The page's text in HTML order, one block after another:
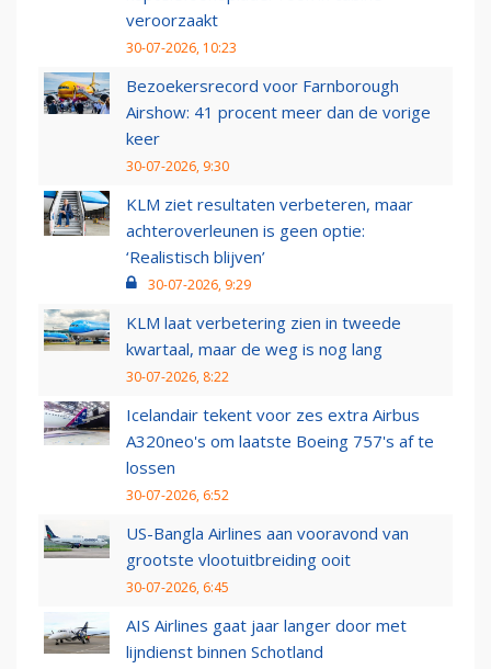
veroorzaakt
30-07-2026, 10:23
Bezoekersrecord voor Farnborough
Airshow: 41 procent meer dan de vorige
keer
30-07-2026, 9:30
KLM ziet resultaten verbeteren, maar
achteroverleunen is geen optie:
‘Realistisch blijven’
30-07-2026, 9:29
KLM laat verbetering zien in tweede
kwartaal, maar de weg is nog lang
30-07-2026, 8:22
Icelandair tekent voor zes extra Airbus
A320neo's om laatste Boeing 757's af te
lossen
30-07-2026, 6:52
US-Bangla Airlines aan vooravond van
grootste vlootuitbreiding ooit
30-07-2026, 6:45
AIS Airlines gaat jaar langer door met
lijndienst binnen Schotland